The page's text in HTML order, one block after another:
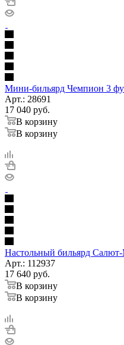
Мини-бильярд Чемпион 3
Арт.: 28691
17 040 руб.
В корзину
В корзину
Настольный бильярд
Арт.: 112937
17 640 руб.
В корзину
В корзину